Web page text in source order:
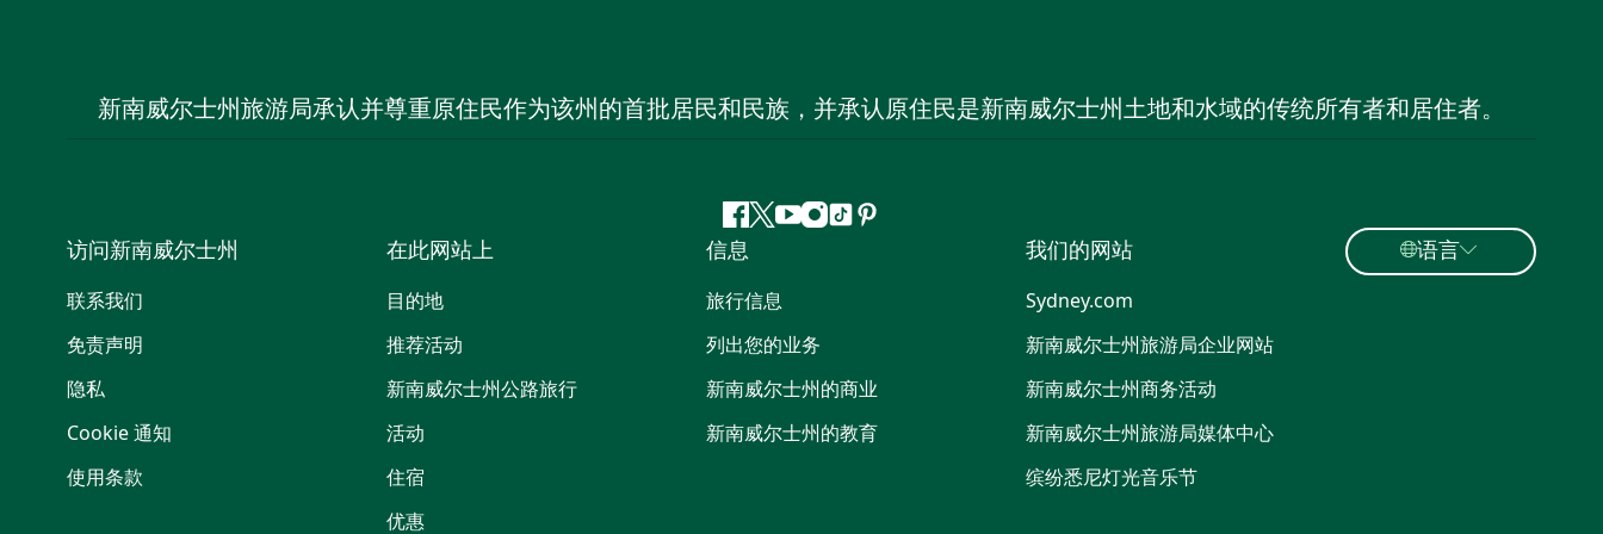
新南威尔士州旅游局承认并尊重原住民作为该州的首批居民和民族，并承认原住民是新南威尔士州土地和水域的传统所有者和居住者。
Facebook
叽
喳
喳
YouTube
Instagram
抖 Pinterest
访问新南威尔士州
联系我们
免责声明
隐私
Cookie 通知
使用条款
在此网站上
目的地
推荐活动
新南威尔士州公路旅行
活动
住宿
优惠
信息
旅行信息
列出您的业务
新南威尔士州的商业
新南威尔士州的教育
我们的网站
Sydney.com
新南威尔士州旅游局企业网站
新南威尔士州商务活动
新南威尔士州旅游局媒体中心
缤纷悉尼灯光音乐节
语言